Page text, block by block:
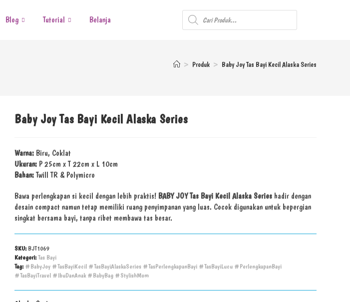
Blog Tutorial Belanja
> Produk > Baby Joy Tas Bayi Kecil Alaska Series
Baby Joy Tas Bayi Kecil Alaska Series
Warna: Biru, Coklat
Ukuran: P 25cm x T 22cm x L 10cm
Bahan:Twill TR & Polymicro
Bawa perlengkapan si kecil dengan lebih praktis! BABY JOY Tas Bayi Kecil Alaska Series hadir dengan
desain compact namun tetap memiliki ruang penyimpanan yang luas. Cocok digunakan untuk bepergian
singkat bersama bayi, tanpa ribet membawa tas besar.
SKU: BJT1069
Kategori: Tas Bayi
Tag: #BabyJoy #TasBayiKecil #TasBayiAlaskaSeries #TasPerlengkapanBayi #TasBayiLucu #PerlengkapanBayi
#TasBayiTravel #IbuDanAnak #BabyBag #StylishMom